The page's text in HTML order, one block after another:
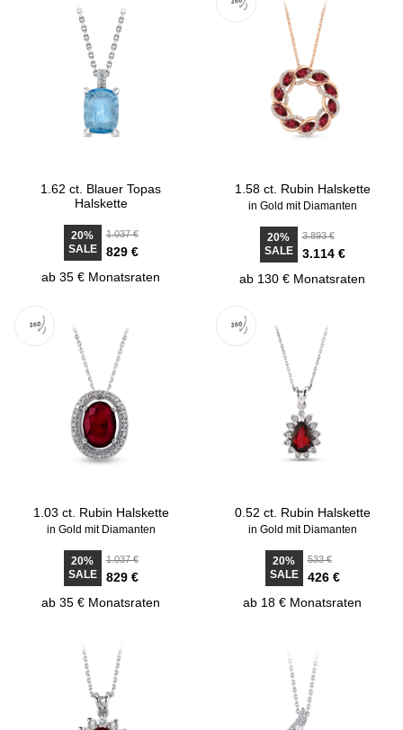
1.62 ct. Blauer Topas
Halskette
20%
SALE
1.037 €
829 €
ab 35 € Monatsraten
1.58 ct. Rubin Halskette
in Gold mit Diamanten
20%
SALE
3.893 €
3.114 €
ab 130 € Monatsraten
1.03 ct. Rubin Halskette
in Gold mit Diamanten
20%
SALE
1.037 €
829 €
ab 35 € Monatsraten
0.52 ct. Rubin Halskette
in Gold mit Diamanten
20%
SALE
533 €
426 €
ab 18 € Monatsraten